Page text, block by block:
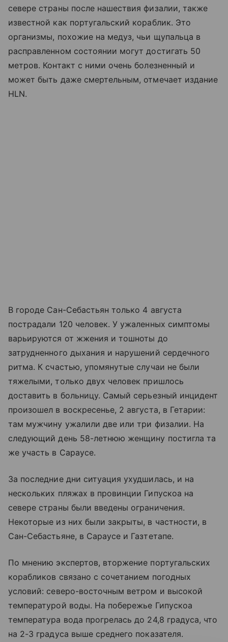
севере страны после нашествия физалии, также
известной как португальский кораблик. Это
организмы, похожие на медуз, чьи щупальца в
расправленном состоянии могут достигать 50
метров. Контакт с ними очень болезненный и
может быть даже смертельным, отмечает издание
HLN.
В городе Сан-Себастьян только 4 августа
пострадали 120 человек. У ужаленных симптомы
варьируются от жжения и тошноты до
затрудненного дыхания и нарушений сердечного
ритма. К счастью, упомянутые случаи не были
тяжелыми, только двух человек пришлось
доставить в больницу. Самый серьезный инцидент
произошел в воскресенье, 2 августа, в Гетарии:
там мужчину ужалили две или три физалии. На
следующий день 58-летнюю женщину постигла та
же участь в Сараусе.
За последние дни ситуация ухудшилась, и на
нескольких пляжах в провинции Гипускоа на
севере страны были введены ограничения.
Некоторые из них были закрыты, в частности, в
Сан-Себастьяне, в Сараусе и Газтетапе.
По мнению экспертов, вторжение португальских
корабликов связано с сочетанием погодных
условий: северо-восточным ветром и высокой
температурой воды. На побережье Гипускоа
температура вода прогрелась до 24,8 градуса, что
на 2-3 градуса выше среднего показателя.